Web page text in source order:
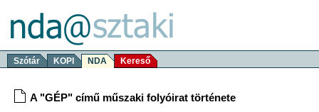
Szótár KOPI NDA Kereső
A "GÉP" című műszaki folyóirat története